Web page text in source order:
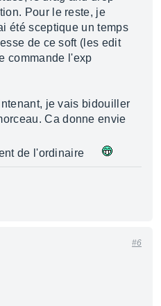
Pour le reste, je
été sceptique un temps
de ce soft (les edit
commande l'exp
je vais bidouiller
Ca donne envie
de l'ordinaire
#6